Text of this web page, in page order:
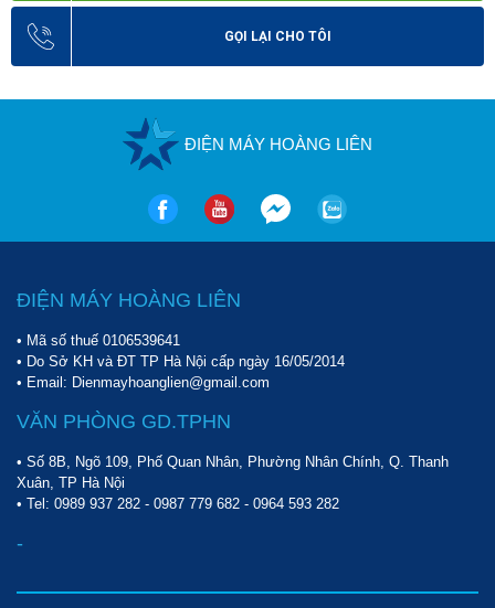
GỌI LẠI CHO TÔI
ĐIỆN MÁY HOÀNG LIÊN
ĐIỆN MÁY HOÀNG LIÊN
• Mã số thuế 0106539641
• Do Sở KH và ĐT TP Hà Nội cấp ngày 16/05/2014
• Email: Dienmayhoanglien@gmail.com
VĂN PHÒNG GD.TPHN
• Số 8B, Ngõ 109, Phố Quan Nhân, Phường Nhân Chính, Q. Thanh
Xuân, TP Hà Nội
• Tel: 0989 937 282 - 0987 779 682 - 0964 593 282
-